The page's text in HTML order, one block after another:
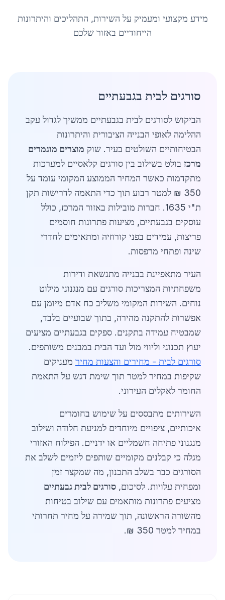
מידע מקצועי ומעמיק על השירות, התהליכים והיתרונות
הייחודיים באזור שלכם
סורגים לבית בגבעתיים
הביקוש לסורגים לבית בגבעתיים ממשיך לגדול עקב
ההלימה לאופי הבנייה הציבורית והיתרונות
הבטיחותיים השולטים בעיר. שוק מוצרים מוגמרים
מרכז בולט בשילוב בין סורגים קלאסיים למערכות
מתקדמות כאשר המחיר הממוצע המקומי עומד על
350 ₪ למטר רבוע תוך כדי התאמה לדרישות תקן
ת"י 1635. חברות מובילות באזור המרכז, כולל
עוסקים בגבעתיים, מציעות פתרונות חוסמים
פריצות, עמידים בפני קורוזיה ומתאימים לחדרי
שינה ופתחי מרפסות.
העיר מתאפיינת בבנייה מתנשאת ודירות
משפחתיות המצריכות סורגים עם מנגנוני מילוט
נוחים. השירות המקומי משליב כח אדם מיומן עם
אפשרות להתקנה מהירה, בתוך שבועיים בלבד,
שמבטיח עמידה בתקנים. ספקים בגבעתיים מציעים
יעוץ תכנוני וליווי מול ועד הבית במבנים משותפים.
סורגים לבית - מחירים והצעות מחיר מעניקים
שקיפות במחיר למטר תוך שימת דגש על התאמת
החומר לאקלים העירוני.
השירותים מתבססים על שימוש בחומרים
איכותיים, ציפויים מיוחדים למניעת חלודה ושילוב
מנגנוני פתיחה חשמליים או ידניים. הפילוח האזורי
מגלה כי קבלנים מקומיים שותפים ליזמים לשלב את
הסורגים כבר בשלב התכנון, מה שמקצר זמן
ומפחית עלויות. לסיכום, סורגים לבית גבעתיים
מציעים פתרונות מותאמים עם שילוב בטיחות
מהשורה הראשונה, תוך שמירה על מחיר תחרותי
במחיר למטר 350 ₪.